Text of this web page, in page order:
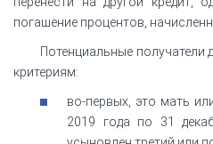
погашение процентов,
Потенциальные
критериям:
во-первых, это мать
2019 года по 31